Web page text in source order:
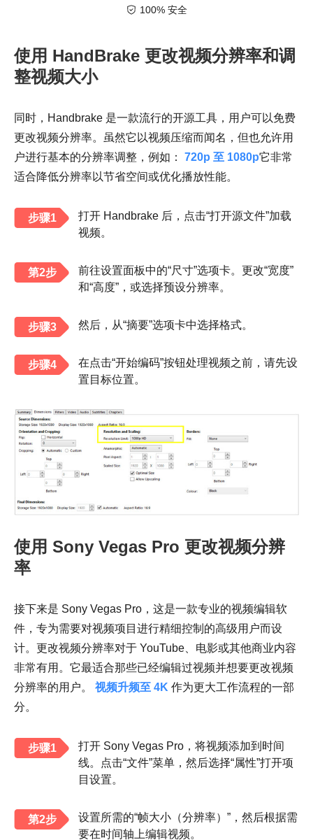
100% 安全
使用 HandBrake 更改视频分辨率和调
整视频大小
同时，Handbrake 是一款流行的开源工具，用户可以免费
更改视频分辨率。虽然它以视频压缩而闻名，但也允许用
户进行基本的分辨率调整，例如： 720p 至 1080p它非常
适合降低分辨率以节省空间或优化播放性能。
步骤1
打开 Handbrake 后，点击“打开源文件”加载
视频。
第2步
前往设置面板中的“尺寸”选项卡。更改“宽度”
和“高度”，或选择预设分辨率。
步骤3 然后，从“摘要”选项卡中选择格式。
步骤4
在点击“开始编码”按钮处理视频之前，请先设
置目标位置。
使用 Sony Vegas Pro 更改视频分辨
率
接下来是 Sony Vegas Pro，这是一款专业的视频编辑软
件，专为需要对视频项目进行精细控制的高级用户而设
计。更改视频分辨率对于 YouTube、电影或其他商业内容
非常有用。它最适合那些已经编辑过视频并想要更改视频
分辨率的用户。 视频升频至 4K 作为更大工作流程的一部
分。
步骤1
打开 Sony Vegas Pro，将视频添加到时间
线。点击“文件”菜单，然后选择“属性”打开项
目设置。
第2步
设置所需的“帧大小（分辨率）”，然后根据需
要在时间轴上编辑视频。